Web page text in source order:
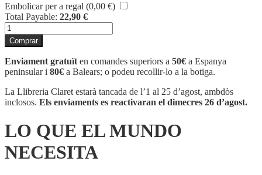
Embolicar per a regal (0,00 €)
Total Payable: 22,90 €
quantitat
de
LO
QUE
EL
MUNDO
NECESITA
Comprar
Enviament gratuït en comandes superiors a 50€ a Espanya
peninsular i 80€ a Balears; o podeu recollir-lo a la botiga.
La Llibreria Claret estarà tancada de l’1 al 25 d’agost, ambdòs
inclosos. Els enviaments es reactivaran el dimecres 26 d’agost.
LO QUE EL MUNDO
NECESITA